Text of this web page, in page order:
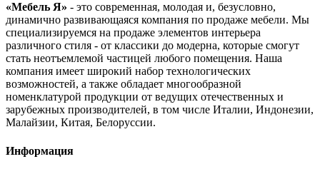
«Мебель Я» - это современная, молодая и, безусловно,
динамично развивающаяся компания по продаже мебели. Мы
специализируемся на продаже элементов интерьера
различного стиля - от классики до модерна, которые смогут
стать неотъемлемой частицей любого помещения. Наша
компания имеет широкий набор технологических
возможностей, а также обладает многообразной
номенклатурой продукции от ведущих отечественных и
зарубежных производителей, в том числе Италии, Индонезии,
Малайзии, Китая, Белоруссии.
Информация